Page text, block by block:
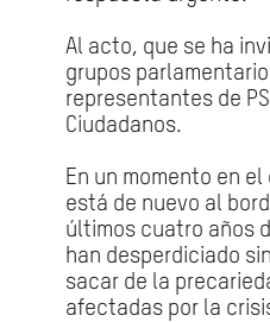
Al acto, que se ha
grupos
representantes de
Ciudadanos.
En un momento en
está de nuevo al
últimos cuatro años
han desperdiciado
sacar de la
afectadas por la